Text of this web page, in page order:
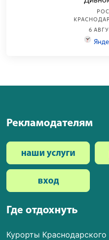
Где отдохнуть
Курорты Краснодарского
Рекламодателям
наши услуги
вход